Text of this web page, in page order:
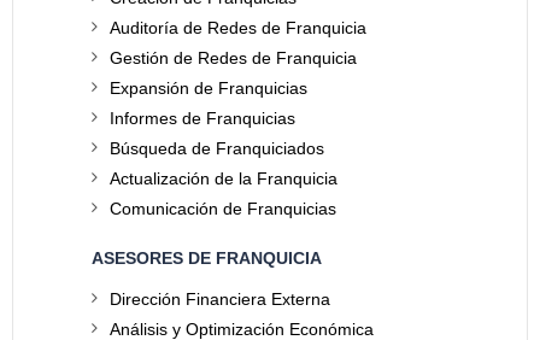
Auditoría de Redes de Franquicia
Gestión de Redes de Franquicia
Expansión de Franquicias
Informes de Franquicias
Búsqueda de Franquiciados
Actualización de la Franquicia
Comunicación de Franquicias
ASESORES DE FRANQUICIA
Dirección Financiera Externa
Análisis y Optimización Económica